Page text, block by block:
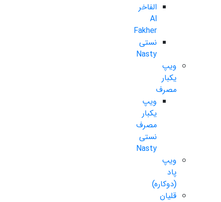
الفاخر
Al
Fakher
نستی
Nasty
ویپ
یکبار
مصرف
ویپ
یکبار
مصرف
نستی
Nasty
ویپ
پاد
(دوکاره)
قلیان